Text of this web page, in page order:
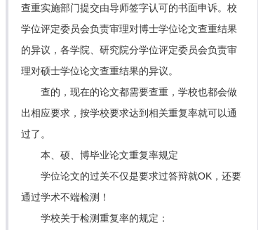
查重实施部门提交由导师签字认可的书面申诉。校
学位评定委员会负责审理对博士学位论文查重结果
的异议，各学院、研究院分学位评定委员会负责审
理对硕士学位论文查重结果的异议。
查的，现在的论文都需要查重，学校也都会做
出相应要求，按学校要求达到相关重复率就可以通
过了。
本、硕、博毕业论文重复率规定
学位论文的过关不仅是要求过答辩就OK，还要
通过学术不端检测！
学校关于检测重复率的规定：